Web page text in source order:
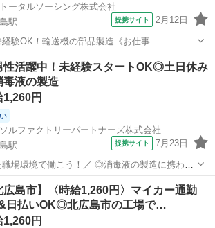
ータルソーシング株式会社
駅
提携サイト 2月12日
験OK！輸送機の部品製造《お仕事
行います。主に部品の組立・加工及び検査作業
定められた手...
北広島駅 その他
性活躍中！未経験スタートOK◎土日休み
毒液の製造
1,260円
ルファクトリーパートナーズ株式会社
駅
提携サイト 7月23日
場環境で働こう！／ ◎消毒液の製造に携わる
やラベル貼り、検品作業などをおまかせしま
なし！空調完備で清潔感のある快適な環境で
ート体制...
北広島駅 仕分け
広島市】〈時給1,260円〉マイカー通勤
日払いOK◎北広島市の工場で…
1,260円